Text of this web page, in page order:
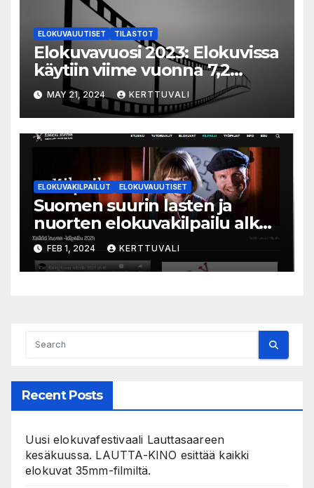
ELOKUVAUUTISET TILASTOT
Elokuvavuosi 2023: Elokuvissa
käytiin viime vuonna 7,2
miljoonaa kertaa ympäri
Suomen
MAY 21, 2024 KERTTUVALI
ELOKUVAKILPAILUT ELOKUVAUUTISET
Suomen suurin lasten ja
nuorten elokuvakilpailu alkaa
– suojelijana Aki Kaurismäki
FEB 1, 2024 KERTTUVALI
Recent Posts
Uusi elokuvafestivaali Lauttasaareen
kesäkuussa. LAUTTA-KINO esittää kaikki
elokuvat 35mm-filmiltä.